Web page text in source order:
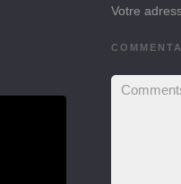
Votre